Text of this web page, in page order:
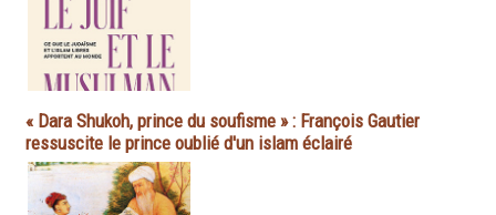
« Dara Shukoh, prince du soufisme » : François Gautier
ressuscite le prince oublié d'un islam éclairé